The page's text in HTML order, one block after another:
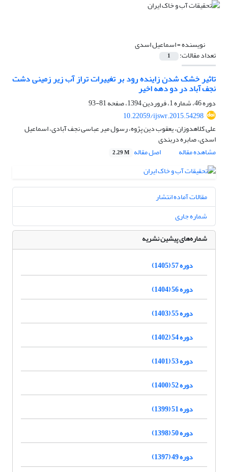
نویسنده =اسماعیل اسدی
تعداد مقالات: 1
تاثیر خشک شدن زاینده رود بر تغییرات تراز آب زیر زمینی دشت
نجف آباد در دو دهه اخیر
دوره 46، شماره 1، فروردین 1394، صفحه
81-93
10.22059/ijswr.2015.54298
علی کلاهدوزان، یعقوب دین پژوه، رسول میر عباسی نجف آبادی، اسماعیل
اسدی، صابره دربندی
مشاهده مقاله
اصل مقاله 2.29 M
مقالات آماده انتشار
شماره جاری
شماره‌های پیشین نشریه
دوره 57 (1405)
دوره 56 (1404)
دوره 55 (1403)
دوره 54 (1402)
دوره 53 (1401)
دوره 52 (1400)
دوره 51 (1399)
دوره 50 (1398)
دوره 49 (1397)